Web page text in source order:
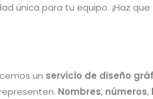
única para tu equipo. ¡Haz
un servicio de diseño
Nombres, números,